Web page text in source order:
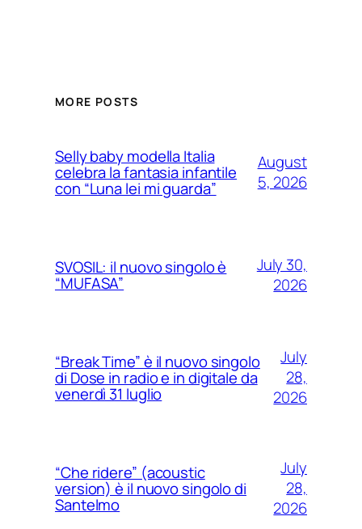
MORE POSTS
Selly baby modella Italia
celebra la fantasia infantile
con “Luna lei mi guarda”
August
5, 2026
SVOSIL: il nuovo singolo è
“MUFASA”
July 30,
2026
“Break Time” è il nuovo singolo
di Dose in radio e in digitale da
venerdì 31 luglio
July
28,
2026
“Che ridere” (acoustic
version) è il nuovo singolo di
Santelmo
July
28,
2026